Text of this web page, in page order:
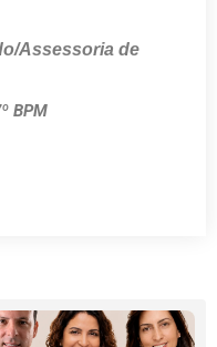
Assessoria de
BPM